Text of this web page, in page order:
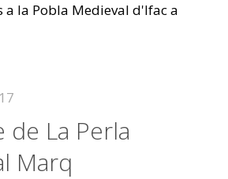
a la Pobla Medieval d'Ifac a
de La Perla
Marq